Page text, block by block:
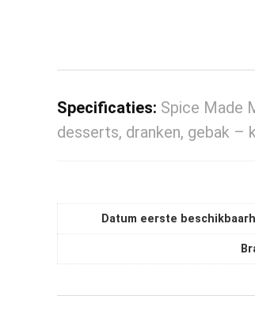
Specificaties: Spice Made
desserts, dranken, gebak –
Datum eerste